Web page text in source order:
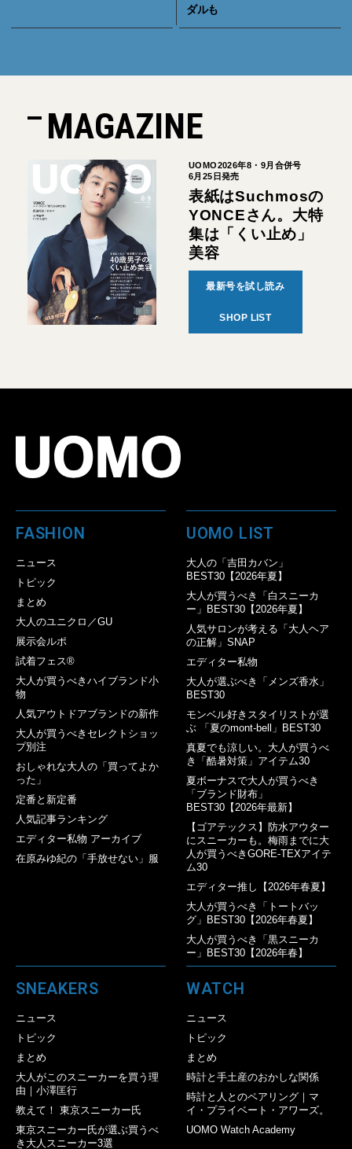
ダルも
MAGAZINE
UOMO2026年8・9月合併号
6月25日発売
表紙はSuchmosの
YONCEさん。大特
集は「くい止め」
美容
最新号を試し読み
SHOP LIST
FASHION
ニュース
トピック
まとめ
大人のユニクロ／GU
展示会ルポ
試着フェス®︎
大人が買うべきハイブランド小
物
人気アウトドアブランドの新作
大人が買うべきセレクトショッ
プ別注
おしゃれな大人の「買ってよか
った」
定番と新定番
人気記事ランキング
エディター私物 アーカイブ
在原みゆ紀の「手放せない」服
UOMO LIST
大人の「吉田カバン」
BEST30【2026年夏】
大人が買うべき「白スニーカ
ー」BEST30【2026年夏】
人気サロンが考える「大人ヘア
の正解」SNAP
エディター私物
大人が選ぶべき「メンズ香水」
BEST30
モンベル好きスタイリストが選
ぶ 「夏のmont-bell」BEST30
真夏でも涼しい。大人が買うべ
き「酷暑対策」アイテム30
夏ボーナスで大人が買うべき
「ブランド財布」
BEST30【2026年最新】
【ゴアテックス】防水アウター
にスニーカーも。梅雨までに大
人が買うべきGORE-TEXアイテ
ム30
エディター推し【2026年春夏】
大人が買うべき「トートバッ
グ」BEST30【2026年春夏】
大人が買うべき「黒スニーカ
ー」BEST30【2026年春】
SNEAKERS
ニュース
トピック
まとめ
大人がこのスニーカーを買う理
由｜小澤匡行
教えて！ 東京スニーカー氏
東京スニーカー氏が選ぶ買うべ
き大人スニーカー3選
WATCH
ニュース
トピック
まとめ
時計と手土産のおかしな関係
時計と人とのペアリング｜マ
イ・プライベート・アワーズ。
UOMO Watch Academy